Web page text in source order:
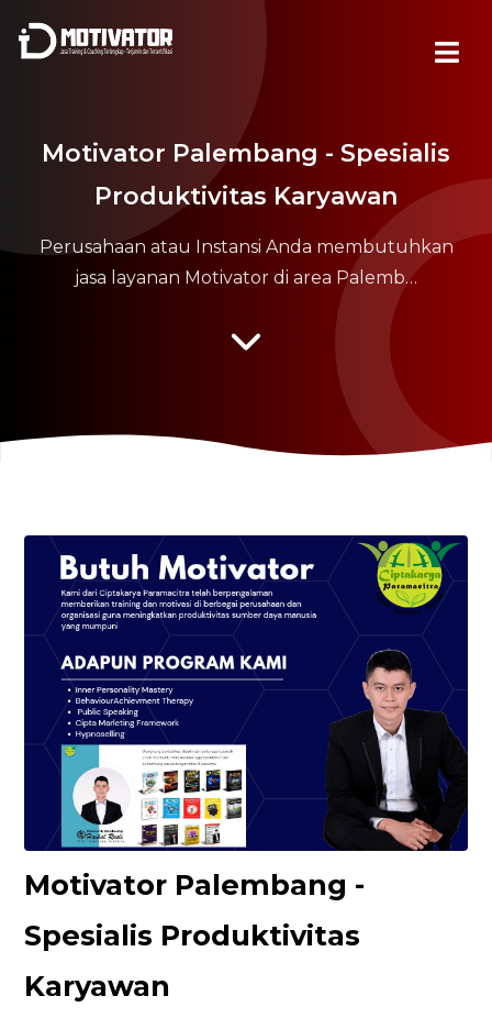
Motivator Palembang - Spesialis
Produktivitas Karyawan
Perusahaan atau Instansi Anda membutuhkan
jasa layanan Motivator di area Palemb…
Motivator Palembang -
Spesialis Produktivitas
Karyawan